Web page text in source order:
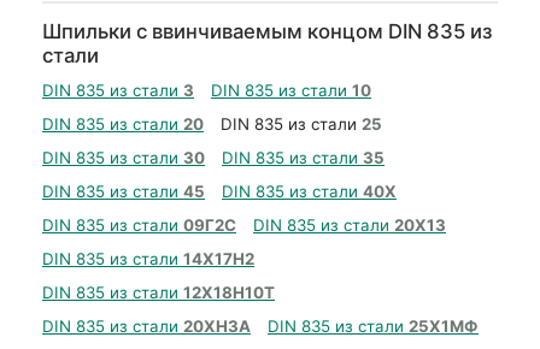
Шпильки с ввинчиваемым концом DIN 835 из
стали
DIN 835 из стали 3 DIN 835 из стали 10
DIN 835 из стали 20 DIN 835 из стали 25
DIN 835 из стали 30 DIN 835 из стали 35
DIN 835 из стали 45 DIN 835 из стали 40Х
DIN 835 из стали 09Г2С DIN 835 из стали 20Х13
DIN 835 из стали 14Х17Н2
DIN 835 из стали 12Х18Н10Т
DIN 835 из стали 20ХН3А DIN 835 из стали 25Х1МФ